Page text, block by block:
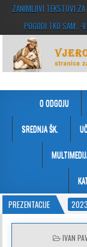
ZANIMLJIVI TEKSTOVI ZA
POGODI TKO SAM…-
O ODGOJU
SREDNJA ŠK.
PREZENTACIJE
POSTED
IVAN